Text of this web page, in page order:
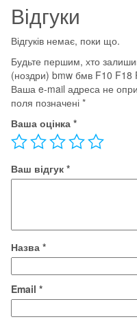
F11
(2010-
2015)
кількість
Відгуки
Відгуків немає, поки що.
Будьте першим, хто
(ноздри) bmw бмв F10 F18
Ваша e-mail адреса не
поля позначені *
Ваша оцінка *
Ваш відгук *
Назва *
Email *